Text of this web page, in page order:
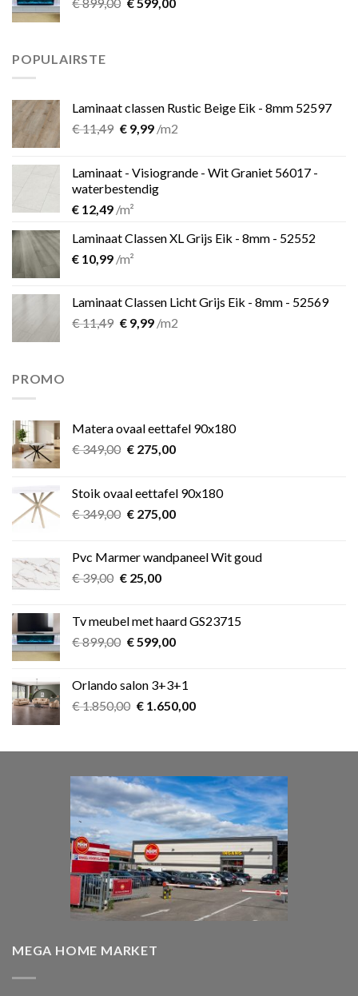
POPULAIRSTE
Laminaat classen Rustic Beige Eik - 8mm 52597
€11,49 Oorspronkelijke
€ 11,49.
€9,99Huidige
€ 9,99.
/m2
Laminaat - Visiogrande - Wit Graniet 56017 -
waterbestendig
€ 12,49 /m²
Laminaat Classen XL Grijs Eik - 8mm - 52552
€ 10,99 /m²
Laminaat Classen Licht Grijs Eik - 8mm - 52569
€11,49 Oorspronkelijke
€9,99Huidige
/m2
PROMO
Matera ovaal eettafel 90x180
€349,00 Oorspronkelijke
€ 349,00.
€275,00Huidige
€ 275,00.
Stoik ovaal eettafel 90x180
€349,00 Oorspronkelijke
€ 349,00.
€275,00Huidige
€ 275,00.
Pvc Marmer wandpaneel Wit goud
€39,00 Oorspronkelijke
€ 39,00.
€25,00Huidige
€ 25,00.
Tv meubel met haard GS23715
€899,00 Oorspronkelijke
€ 899,00.
€599,00Huidige
€ 599,00.
Orlando salon 3+3+1
€1.850,00 Oorspronkelijke
€ 1.850,00.
€1.650,00Huidige
€ 1.650,00.
MEGA HOME MARKET